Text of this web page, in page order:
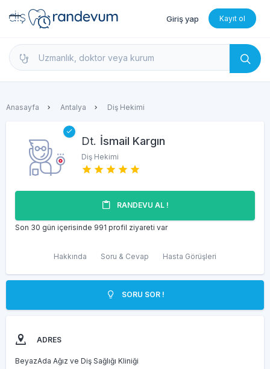
dishekimleri.net - Diş Hekimi Bul, Yorumları İncele
Giriş yap Kayıt ol
Anasayfa Antalya Diş Hekimi
Dt. İsmail Kargın
Diş Hekimi
RANDEVU AL !
Son 30 gün içerisinde 991 profil ziyareti var
Hakkında Soru & Cevap Hasta Görüşleri
SORU SOR !
ADRES
BeyazAda Ağız ve Diş Sağlığı Kliniği